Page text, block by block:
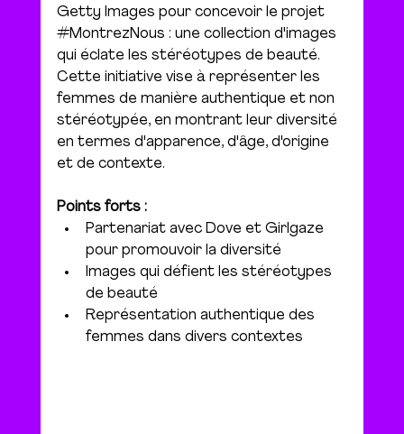
Getty Images pour concevoir le projet
#MontrezNous : une collection d'images
qui éclate les stéréotypes de beauté.
Cette initiative vise à représenter les
femmes de manière authentique et non
stéréotypée, en montrant leur diversité
en termes d'apparence, d'âge, d'origine
et de contexte.
Points forts :
Partenariat avec Dove et Girlgaze
pour promouvoir la diversité
Images qui défient les stéréotypes
de beauté
Représentation authentique des
femmes dans divers contextes